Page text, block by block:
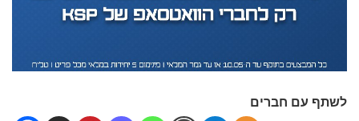
לשתף עם חברים